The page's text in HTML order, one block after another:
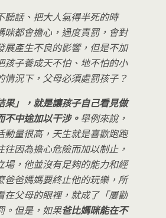
聽話、把大人氣得半死的時
咪都會擔心，過度責罰，會對
展產生不良的影響，但是不加
孩子養成天不怕、地不怕的小
情況下，父母必須處罰孩子？
果」，就是讓孩子自己看見做
不中途加以干涉。舉例來說，
動量很高，天生就是喜歡跑跑
往因為擔心危險而加以制止，
場，他並沒有足夠的能力和經
爸爸媽媽要終止他的玩樂，所
在父母的眼裡，就成了「屢勸
。但是，如果爸比媽咪能在不